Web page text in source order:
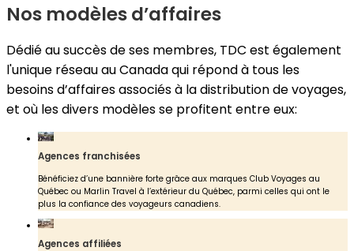
Nos modèles d’affaires
Dédié au succès de ses membres, TDC est également
l'unique réseau au Canada qui répond à tous les
besoins d’affaires associés à la distribution de voyages,
et où les divers modèles se profitent entre eux:
Agences franchisées
Bénéficiez d’une bannière forte grâce aux marques Club Voyages au
Québec ou Marlin Travel à l’extérieur du Québec, parmi celles qui ont le
plus la confiance des voyageurs canadiens.
Agences affiliées